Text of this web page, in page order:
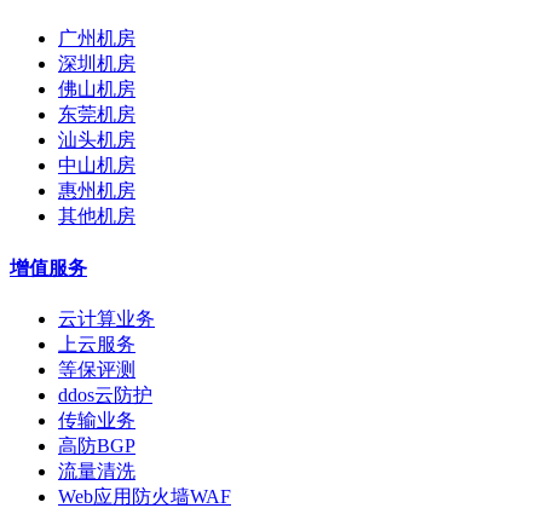
广州机房
深圳机房
佛山机房
东莞机房
汕头机房
中山机房
惠州机房
其他机房
增值服务
云计算业务
上云服务
等保评测
ddos云防护
传输业务
高防BGP
流量清洗
Web应用防火墙WAF